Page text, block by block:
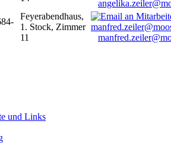
Feyerabendhaus,
1. Stock, Zimmer
11
und Links